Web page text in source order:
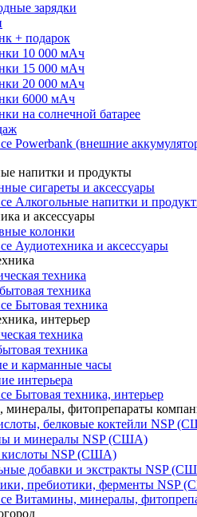
зарядки
+ подарок
10 000 мАч
15 000 мАч
20 000 мАч
6000 мАч
на солнечной батарее
Powerbank (внешние
напитки и продукты
сигареты и аксессуары
Алкогольные напитки и
и аксессуары
колонки
Аудиотехника и аксессуары
техника
техника
Бытовая техника
интерьер
техника
техника
и карманные часы
интерьера
Бытовая техника, интерьер
минералы, фитопрепараты
белковые коктейли NSP
и минералы NSP (США)
NSP (США)
добавки и экстракты NSP
пребиотики, ферменты NSP
Витамины, минералы,